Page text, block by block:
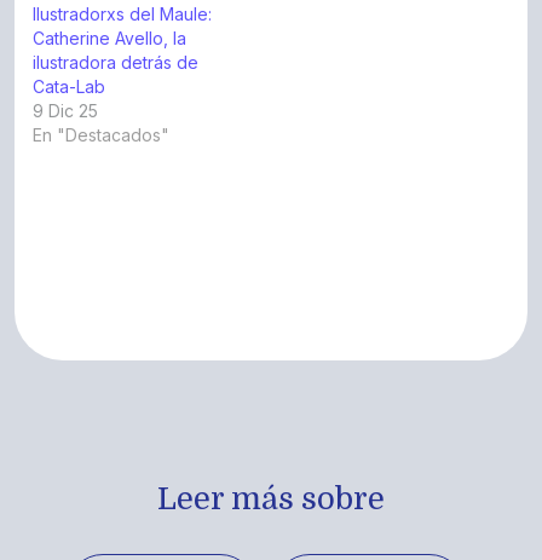
Ilustradorxs del Maule:
Catherine Avello, la
ilustradora detrás de
Cata-Lab
9 Dic 25
En "Destacados"
Leer más sobre